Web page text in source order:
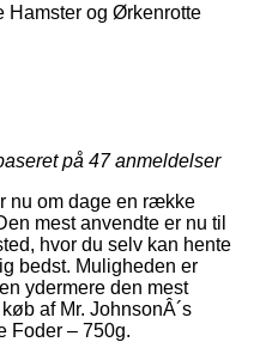
Hamster og Ørkenrotte
på 47anmeldelser
nu om dage en række
mest anvendte er nu til
hvor du selv kan hente
bedst. Muligheden er
ydermere den mest
af Mr. JohnsonÂ´s
Foder – 750g.